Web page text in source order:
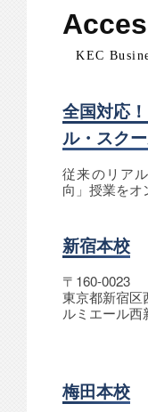
KEC
全国対応
ル・スク
従来のリア
向」授業をオ
新宿本校
〒160-0023
東京都新宿区
ルミエール
梅田本校